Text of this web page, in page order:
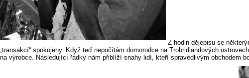
Z hodin dějepisu se
„transakcí“ spokojeny. Když teď nepočítám domorodce na Trobridiandových
na výrobce. Následující řádky nám přiblíží snahy lidí, kteří spravedlivým obchodem